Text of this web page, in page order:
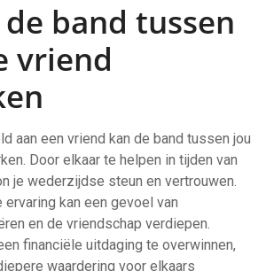
band tussen
vriend
aan een vriend kan de band tussen jou
Door elkaar te helpen in tijden van
je wederzijdse steun en vertrouwen.
kan een gevoel van
en de vriendschap verdiepen.
financiële uitdaging te overwinnen,
waardering voor elkaars